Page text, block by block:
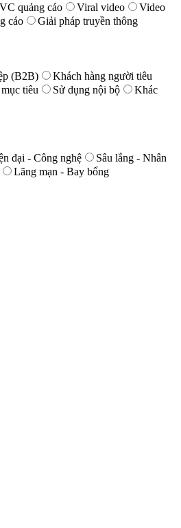
quảng cáo Viral video
Video
cáo Giải pháp truyền thông
(B2B)
Khách hàng người tiêu
tiêu Sử dụng nội bộ
Khác
đại - Công nghệ
Sâu lắng - Nhân
Lãng mạn - Bay bổng